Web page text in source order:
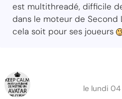
est multithreadé, difficile
dans le moteur de Second
cela soit pour ses joueurs
le lundi